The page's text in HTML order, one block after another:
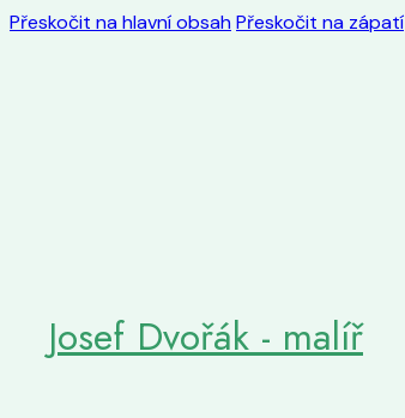
Přeskočit na hlavní obsahPřeskočit na zápatí
Josef Dvořák - malíř